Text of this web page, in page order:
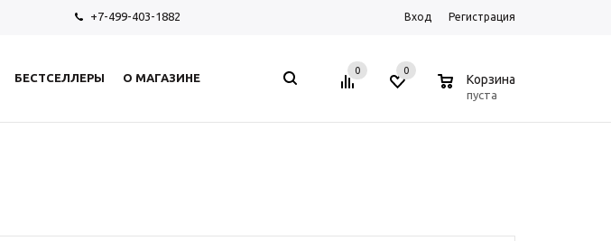
+7-499-403-1882 Вход Регистрация
БЕСТСЕЛЛЕРЫ О МАГАЗИНЕ
0 0
Корзина
пуста